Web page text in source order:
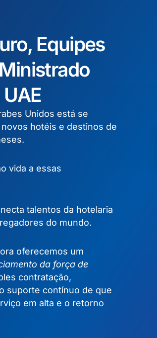
Equipes
Ministrado
Unidos está se
hotéis e destinos de
vida a essas
talentos da hotelaria
do mundo.
oferecemos um
da força de
contratação,
suporte contínuo de que
em alta e o retorno